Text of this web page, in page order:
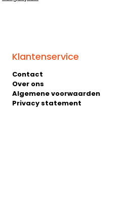
Klantenservice
Contact
Over ons
Algemene voorwaarden
Privacy statement